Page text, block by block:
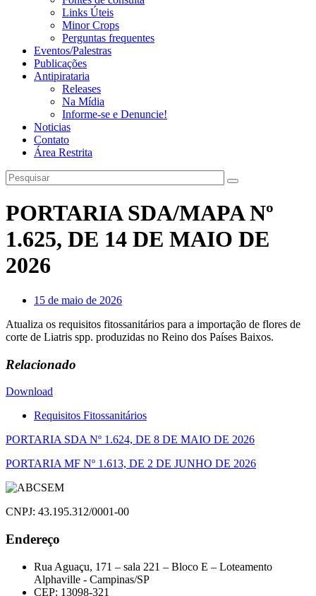
Links Úteis
Minor Crops
Perguntas frequentes
Eventos/Palestras
Publicações
Antipirataria
Releases
Na Mídia
Informe-se e Denuncie!
Noticias
Contato
Área Restrita
PORTARIA SDA/MAPA Nº
1.625, DE 14 DE MAIO DE
2026
15 de maio de 2026
Atualiza os requisitos fitossanitários para a importação de flores de
corte de Liatris spp. produzidas no Reino dos Países Baixos.
Relacionado
Download
Requisitos Fitossanitários
Navegação
de
Post
PORTARIA SDA Nº 1.624, DE 8 DE MAIO DE 2026
PORTARIA MF Nº 1.613, DE 2 DE JUNHO DE 2026
CNPJ: 43.195.312/0001-00
Endereço
Rua Aguaçu, 171 – sala 221 – Bloco E – Loteamento
Alphaville - Campinas/SP
CEP: 13098-321